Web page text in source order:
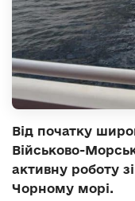
Від початку
Військово-
активну роботу
Чорному морі.